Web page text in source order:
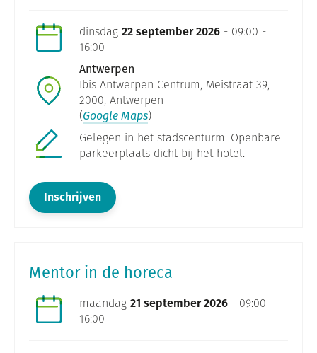
dinsdag 22 september 2026 - 09:00 -
16:00
Antwerpen
Ibis Antwerpen Centrum, Meistraat 39,
2000, Antwerpen
(Google Maps)
Gelegen in het stadscenturm. Openbare
parkeerplaats dicht bij het hotel.
Inschrijven
Mentor in de horeca
maandag 21 september 2026 - 09:00 -
16:00